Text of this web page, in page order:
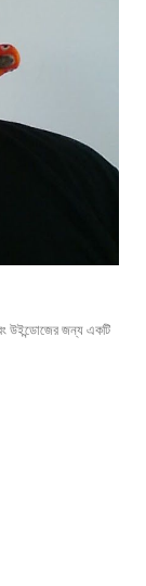
উইন্ডোজের জন্য একটি